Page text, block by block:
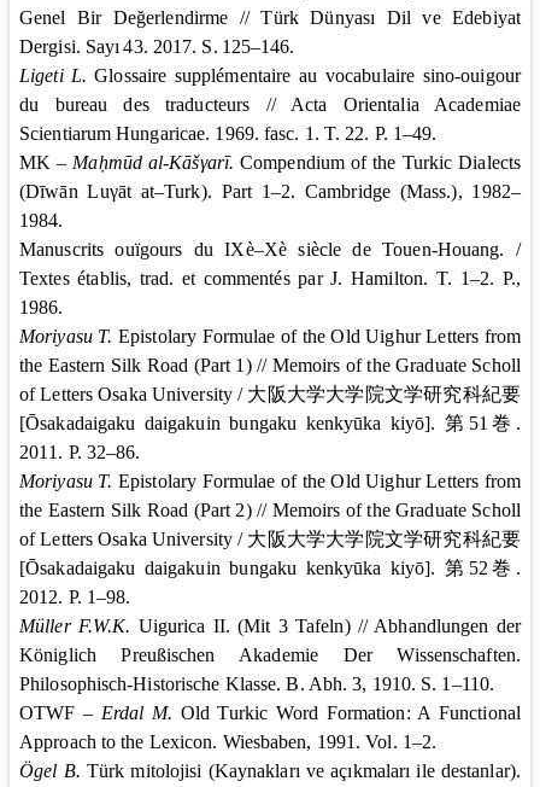
Genel Bir Değerlendirme // Türk Dünyası Dil ve Edebiyat
Dergisi. Sayı 43. 2017. S. 125–146.
Ligeti L. Glossaire supplémentaire au vocabulaire sino-ouigour
du bureau des traducteurs // Acta Orientalia Academiae
Scientiarum Hungaricae. 1969. fasc. 1. T. 22. P. 1–49.
MK – Maḥmūd al-Kāšγarī. Compendium of the Turkic Dialects
(Dīwān Luγāt at–Turk). Part 1–2.Cambridge(Mass.), 1982–
1984.
Manuscrits ouïgours du IXè–Xè siècle de Touen-Houang. /
Textes établis, trad. et commentés par J. Hamilton. T. 1–2. P.,
1986.
Moriyasu T. Epistolary Formulae of the Old Uighur Letters from
the Eastern Silk Road (Part 1) // Memoirs of the Graduate Scholl
of Letters Osaka University / 大阪大学大学院文学研究科紀要
[Ōsakadaigaku daigakuin bungaku kenkyūka kiyō].第 51 巻 .
2011. P. 32–86.
Moriyasu T. Epistolary Formulae of the Old Uighur Letters from
the Eastern Silk Road (Part 2) // Memoirs of the Graduate Scholl
of Letters Osaka University / 大阪大学大学院文学研究科紀要
[Ōsakadaigaku daigakuin bungaku kenkyūka kiyō].第 52 巻 .
2012. P. 1–98.
Müller F.W.K. Uigurica II. (Mit 3 Tafeln) // Abhandlungen der
Königlich Preußischen Akademie Der Wissenschaften.
Philosophisch-Historische Klasse. B. Abh. 3, 1910. S. 1–110.
OTWF – Erdal M. Old Turkic Word Formation: A Functional
Approach to the Lexicon. Wiesbaben, 1991. Vol. 1–2.
Ögel В. Türk mitolojisi (Kaynakları ve açıkmaları ile destanlar).